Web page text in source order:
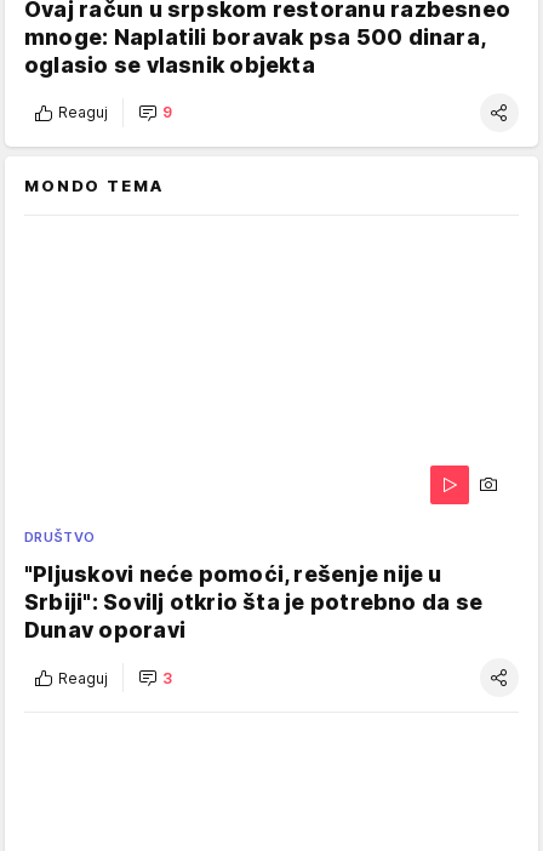
Ovaj račun u srpskom restoranu razbesneo
mnoge: Naplatili boravak psa 500 dinara,
oglasio se vlasnik objekta
Reaguj 9
MONDO TEMA
DRUŠTVO
"Pljuskovi neće pomoći, rešenje nije u
Srbiji": Sovilj otkrio šta je potrebno da se
Dunav oporavi
Reaguj 3